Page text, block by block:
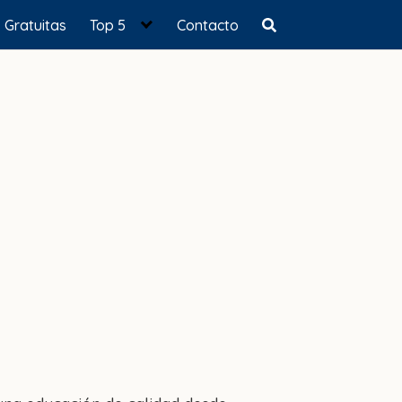
Gratuitas Top 5 Contacto